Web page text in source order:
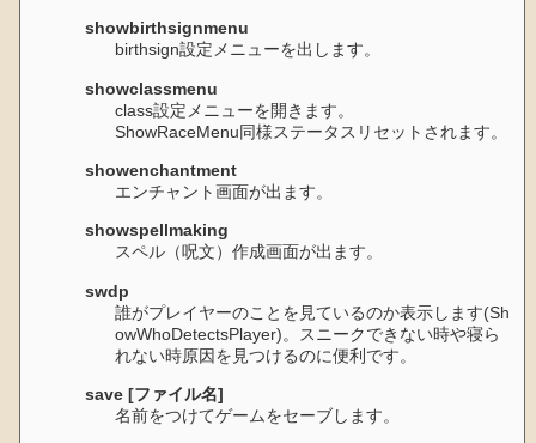
showbirthsignmenu
birthsign設定メニューを出します。
showclassmenu
class設定メニューを開きます。
ShowRaceMenu同様ステータスリセットされます。
showenchantment
エンチャント画面が出ます。
showspellmaking
スペル（呪文）作成画面が出ます。
swdp
誰がプレイヤーのことを見ているのか表示します(Sh
owWhoDetectsPlayer)。スニークできない時や寝ら
れない時原因を見つけるのに便利です。
save [ファイル名]
名前をつけてゲームをセーブします。